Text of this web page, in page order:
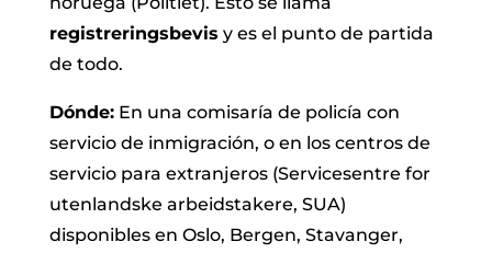
registreringsbevis y es el punto de partida
de todo.
Dónde:En una comisaría de policía con
servicio de inmigración, o en los centros de
servicio para extranjeros (Servicesentre for
utenlandske arbeidstakere, SUA)
disponibles en Oslo, Bergen, Stavanger,